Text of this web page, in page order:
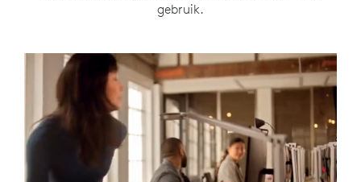
gebruik.